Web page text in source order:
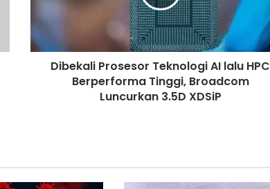
Dibekali Prosesor Teknologi AI lalu HPC
Berperforma Tinggi, Broadcom
Luncurkan 3.5D XDSiP